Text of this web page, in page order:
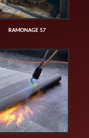
RAMONAGE 57